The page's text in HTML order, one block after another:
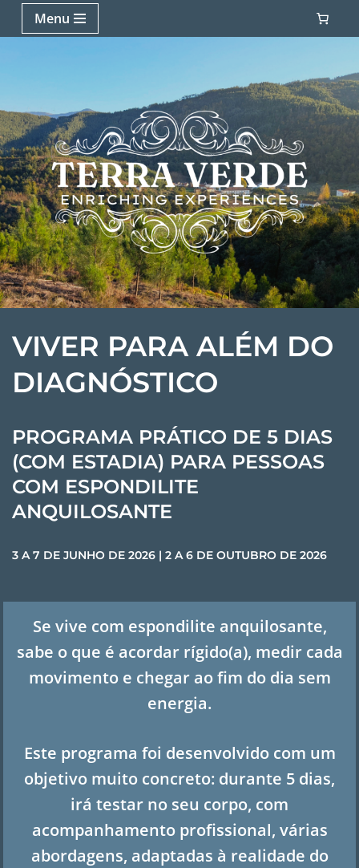
Menu
VIVER PARA ALÉM DO
DIAGNÓSTICO
PROGRAMA PRÁTICO DE 5 DIAS
(COM ESTADIA) PARA PESSOAS
COM ESPONDILITE
ANQUILOSANTE
3 A 7 DE JUNHO DE 2026 | 2 A 6 DE OUTUBRO DE 2026
Se vive com espondilite anquilosante,
sabe o que é acordar rígido(a), medir cada
movimento e chegar ao fim do dia sem
energia.
Este programa foi desenvolvido com um
objetivo muito concreto: durante 5 dias,
irá testar no seu corpo, com
acompanhamento profissional, várias
abordagens, adaptadas à realidade do